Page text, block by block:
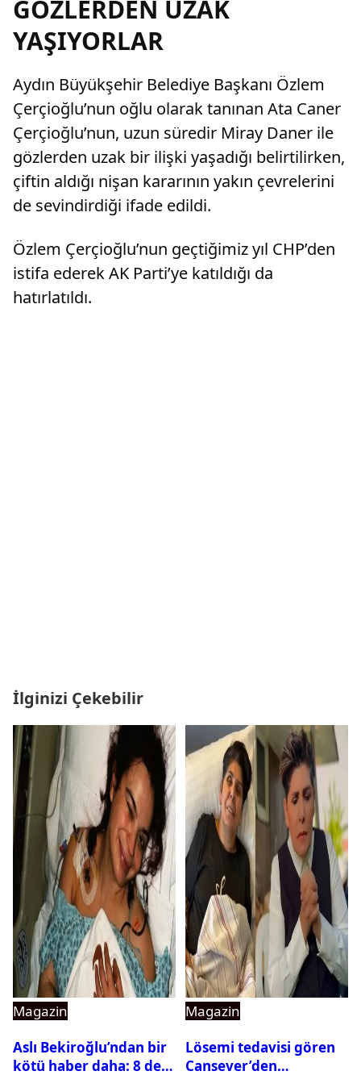
GÖZLERDEN UZAK
YAŞIYORLAR
Aydın Büyükşehir Belediye Başkanı Özlem
Çerçioğlu’nun oğlu olarak tanınan Ata Caner
Çerçioğlu’nun, uzun süredir Miray Daner ile
gözlerden uzak bir ilişki yaşadığı belirtilirken,
çiftin aldığı nişan kararının yakın çevrelerini
de sevindirdiği ifade edildi.
Özlem Çerçioğlu’nun geçtiğimiz yıl CHP’den
istifa ederek AK Parti’ye katıldığı da
hatırlatıldı.
İlginizi Çekebilir
Magazin
Aslı Bekiroğlu’ndan bir
kötü haber daha: 8 defa
Magazin
Lösemi tedavisi gören
Cansever’den